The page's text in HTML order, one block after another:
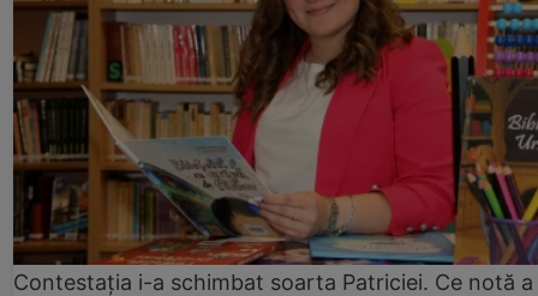
Contestația i-a schimbat soarta Patriciei. Ce notă a